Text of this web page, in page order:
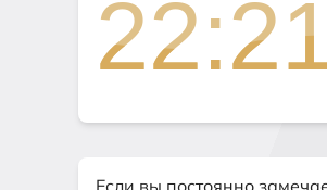
Если вы постоянно